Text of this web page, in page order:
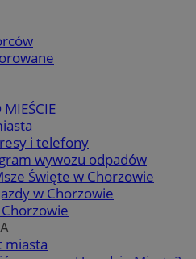
MIEŚCIE
i telefony
wywozu odpadów
Święte w Chorzowie
w Chorzowie
miasta